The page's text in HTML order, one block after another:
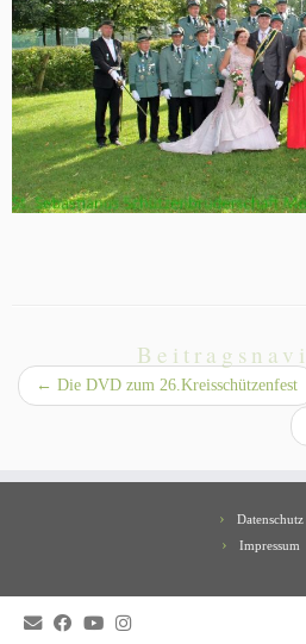
← Die DVD zum 26.Kreisschützenfest
Datenschutz
Impressum